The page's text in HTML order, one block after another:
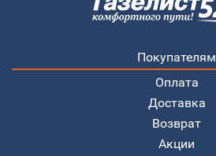
Покупателям
Оплата
Доставка
Возврат
Акции